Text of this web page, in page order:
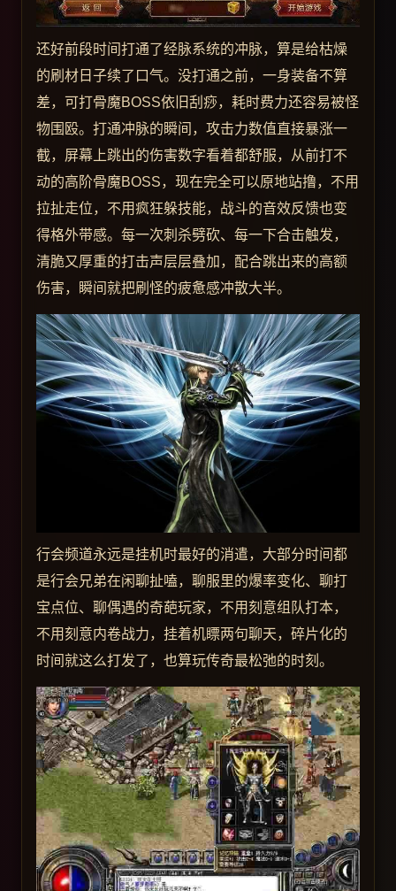
还好前段时间打通了经脉系统的冲脉，算是给枯燥
的刷材日子续了口气。没打通之前，一身装备不算
差，可打骨魔BOSS依旧刮痧，耗时费力还容易被怪
物围殴。打通冲脉的瞬间，攻击力数值直接暴涨一
截，屏幕上跳出的伤害数字看着都舒服，从前打不
动的高阶骨魔BOSS，现在完全可以原地站撸，不用
拉扯走位，不用疯狂躲技能，战斗的音效反馈也变
得格外带感。每一次刺杀劈砍、每一下合击触发，
清脆又厚重的打击声层层叠加，配合跳出来的高额
伤害，瞬间就把刷怪的疲惫感冲散大半。
行会频道永远是挂机时最好的消遣，大部分时间都
是行会兄弟在闲聊扯嗑，聊服里的爆率变化、聊打
宝点位、聊偶遇的奇葩玩家，不用刻意组队打本，
不用刻意内卷战力，挂着机瞟两句聊天，碎片化的
时间就这么打发了，也算玩传奇最松弛的时刻。